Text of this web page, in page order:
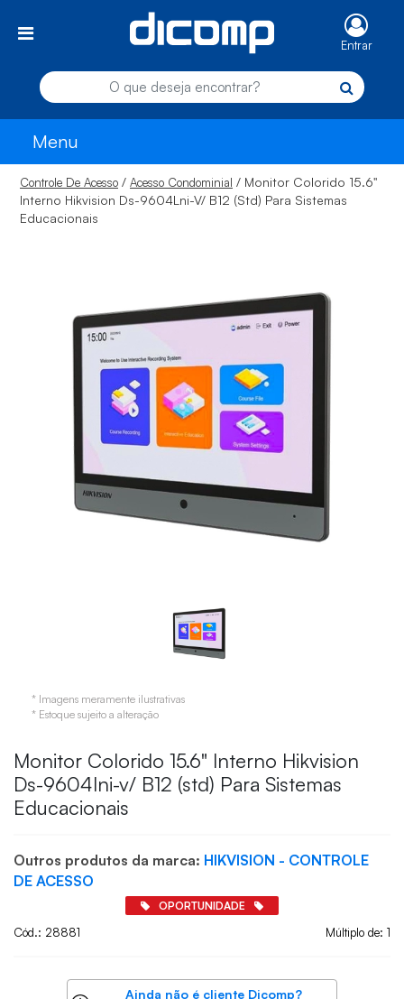
Entrar
Menu
Controle De Acesso / Acesso Condominial / Monitor Colorido 15.6"
Interno Hikvision Ds-9604Lni-V/ B12 (Std) Para Sistemas
Educacionais
* Imagens meramente ilustrativas
* Estoque sujeito a alteração
Monitor Colorido 15.6" Interno Hikvision
Ds-9604lni-v/ B12 (std) Para Sistemas
Educacionais
Outros produtos da marca: HIKVISION - CONTROLE
DE ACESSO
OPORTUNIDADE
Cód.: 28881 Múltiplo de: 1
Ainda não é cliente Dicomp?